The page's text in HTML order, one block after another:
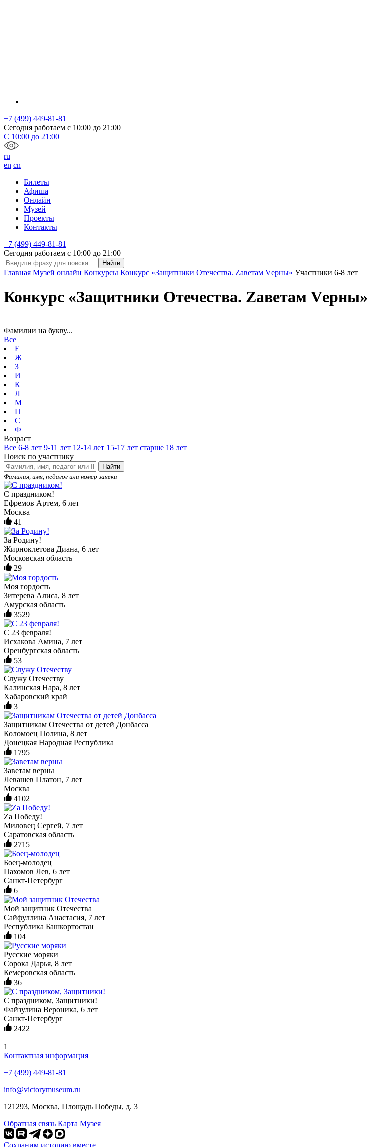
+7 (499) 449-81-81
Сегодня работаем с 10:00 до 21:00
С 10:00 до 21:00
ru
en cn
Билеты
Афиша
Онлайн
Музей
Проекты
Контакты
+7 (499) 449-81-81
Сегодня работаем с 10:00 до 21:00
Главная Музей онлайн Конкурсы Конкурс «Защитники Отечества. Zаветам Vерны» Участники 6-8 лет
Конкурс «Защитники Отечества. Zаветам Vерны»
Фамилии на букву...
Все
Е
Ж
З
И
К
Л
М
П
С
Ф
Возраст
Все 6-8 лет 9-11 лет 12-14 лет 15-17 лет старше 18 лет
Поиск по участнику
Найти
Фамилия, имя, педагог или номер заявки
С праздником!
Ефремов Артем, 6 лет
Москва
41
За Родину!
Жирноклетова Диана, 6 лет
Московская область
29
Моя гордость
Зитерева Алиса, 8 лет
Амурская область
3529
С 23 февраля!
Исхакова Амина, 7 лет
Оренбургская область
53
Служу Отечеству
Калинская Нара, 8 лет
Хабаровский край
3
Защитникам Отечества от детей Донбасса
Коломоец Полина, 8 лет
Донецкая Народная Республика
1795
Заветам верны
Левашев Платон, 7 лет
Москва
4102
Zа Победу!
Миловец Сергей, 7 лет
Саратовская область
2715
Боец-молодец
Пахомов Лев, 6 лет
Санкт-Петербург
6
Мой защитник Отечества
Сайфуллина Анастасия, 7 лет
Республика Башкортостан
104
Русские моряки
Сорока Дарья, 8 лет
Кемеровская область
36
С праздником, Защитники!
Файзулина Вероника, 6 лет
Санкт-Петербург
2422
1
Контактная информация
+7 (499) 449-81-81
info@victorymuseum.ru
121293, Москва, Площадь Победы, д. 3
Обратная связь Карта Музея
Сохраним историю вместе